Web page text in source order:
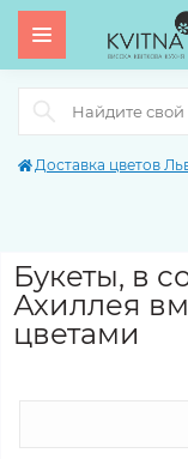
Доставка цветов
Букеты, в
Ахиллея
цветами